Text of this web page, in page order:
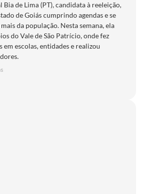
Bia de Lima (PT), candidata à reeleição,
de Goiás cumprindo agendas e se
da população. Nesta semana, ela
do Vale de São Patrício, onde fez
escolas, entidades e realizou